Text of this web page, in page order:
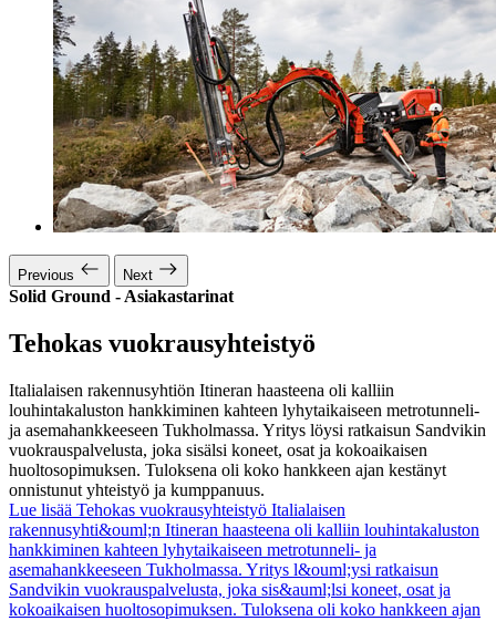
Previous Next
Solid Ground - Asiakastarinat
Tehokas vuokrausyhteistyö
Italialaisen rakennusyhtiön Itineran haasteena oli kalliin
louhintakaluston hankkiminen kahteen lyhytaikaiseen metrotunneli-
ja asemahankkeeseen Tukholmassa. Yritys löysi ratkaisun Sandvikin
vuokrauspalvelusta, joka sisälsi koneet, osat ja kokoaikaisen
huoltosopimuksen. Tuloksena oli koko hankkeen ajan kestänyt
onnistunut yhteistyö ja kumppanuus.
Lue lisää Tehokas vuokrausyhteistyö Italialaisen
rakennusyhti&ouml;n Itineran haasteena oli kalliin louhintakaluston
hankkiminen kahteen lyhytaikaiseen metrotunneli- ja
asemahankkeeseen Tukholmassa. Yritys l&ouml;ysi ratkaisun
Sandvikin vuokrauspalvelusta, joka sis&auml;lsi koneet, osat ja
kokoaikaisen huoltosopimuksen. Tuloksena oli koko hankkeen ajan